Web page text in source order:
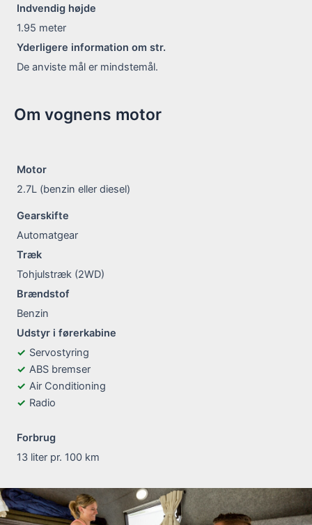
Indvendig højde
1.95 meter
Yderligere information om str.
De anviste mål er mindstemål.
Om vognens motor
Motor
2.7L (benzin eller diesel)
Gearskifte
Automatgear
Træk
Tohjulstræk (2WD)
Brændstof
Benzin
Udstyr i førerkabine
Servostyring
ABS bremser
Air Conditioning
Radio
Forbrug
13 liter pr. 100 km